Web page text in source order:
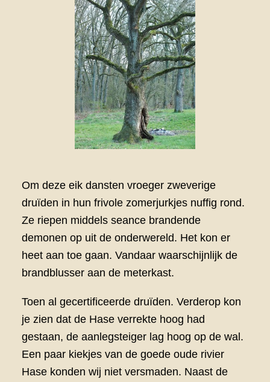
Om deze eik dansten vroeger zweverige
druïden in hun frivole zomerjurkjes nuffig rond.
Ze riepen middels seance brandende
demonen op uit de onderwereld. Het kon er
heet aan toe gaan. Vandaar waarschijnlijk de
brandblusser aan de meterkast.
Toen al gecertificeerde druïden. Verderop kon
je zien dat de Hase verrekte hoog had
gestaan, de aanlegsteiger lag hoog op de wal.
Een paar kiekjes van de goede oude rivier
Hase konden wij niet versmaden. Naast de